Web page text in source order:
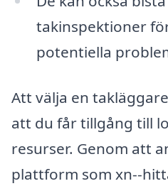
takinspektioner
potentiella
Att välja en
att du får tillgång till
resurser. Genom att
plattform som xn--